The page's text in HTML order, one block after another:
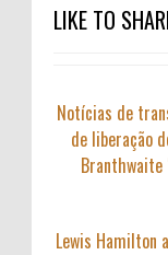
LIKE TO
Notícias de
de liberação
Branthwaite
Lewis Hamilton